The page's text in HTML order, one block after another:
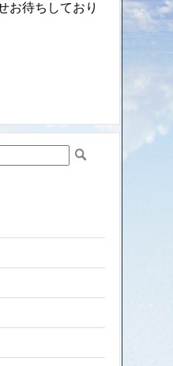
お待ちしており